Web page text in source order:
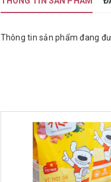
Thông tin sản phẩm đang